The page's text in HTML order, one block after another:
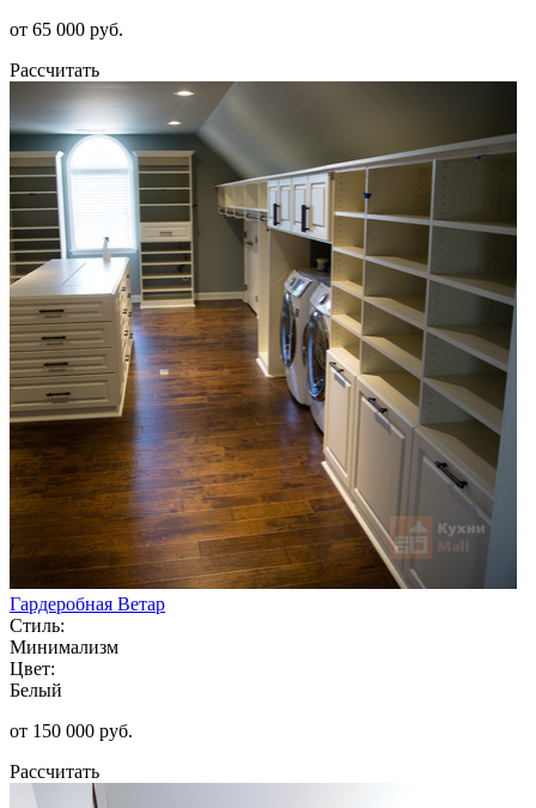
от 65 000 руб.
Рассчитать
Гардеробная Ветар
Стиль:
Минимализм
Цвет:
Белый
от 150 000 руб.
Рассчитать